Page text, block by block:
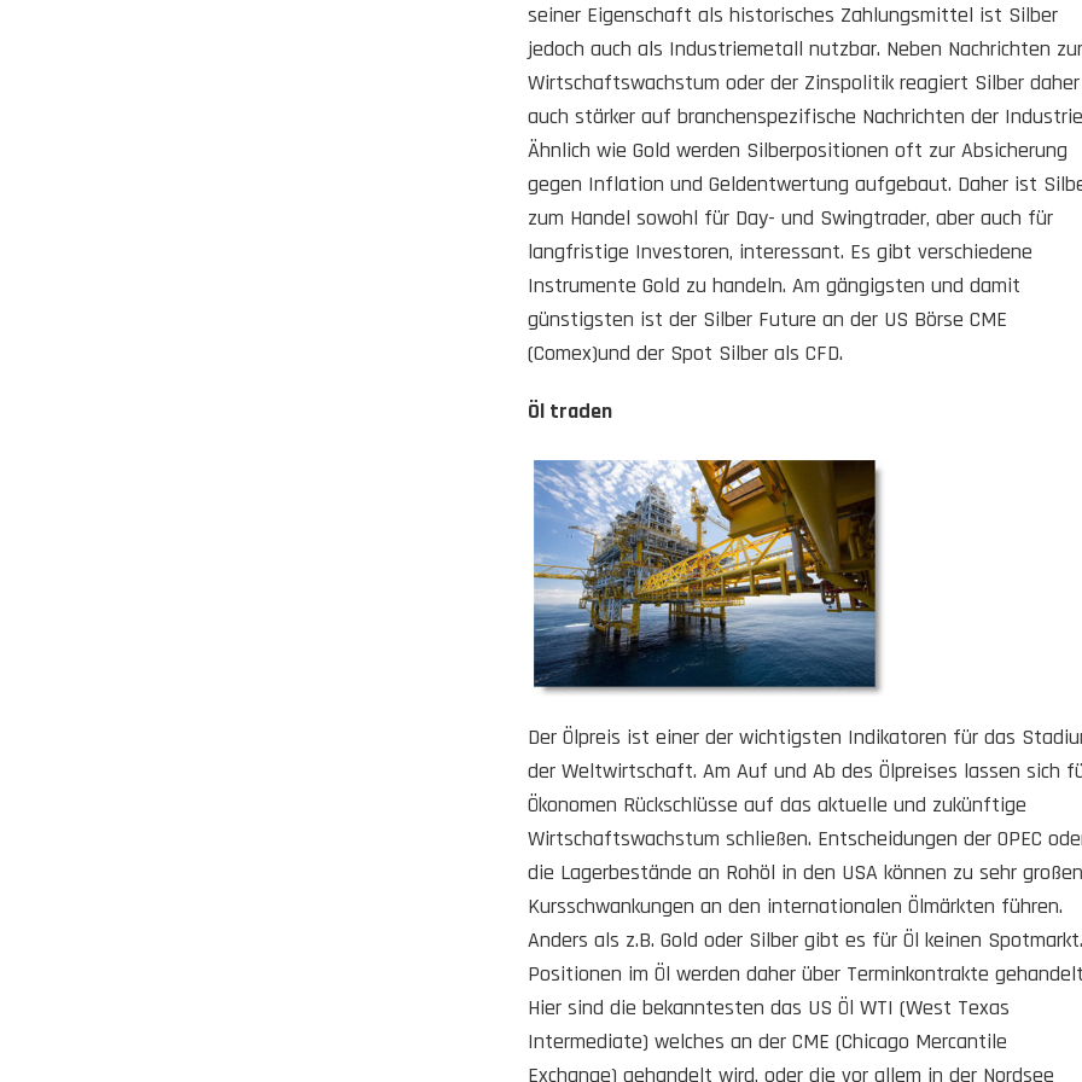
seiner Eigenschaft als historisches Zahlungsmittel ist Silber
jedoch auch als Industriemetall nutzbar. Neben Nachrichten
Wirtschaftswachstum oder der Zinspolitik reagiert Silber daher
auch stärker auf branchenspezifische Nachrichten der
Ähnlich wie Gold werden Silberpositionen oft zur Absicherung
gegen Inflation und Geldentwertung aufgebaut. Daher ist
zum Handel sowohl für Day- und Swingtrader, aber auch für
langfristige Investoren, interessant. Es gibt verschiedene
Instrumente Gold zu handeln. Am gängigsten und damit
günstigsten ist der Silber Future an der US Börse CME
(Comex)und der Spot Silber als CFD.
Öl traden
Der Ölpreis ist einer der wichtigsten Indikatoren für das
der Weltwirtschaft. Am Auf und Ab des Ölpreises lassen sich
Ökonomen Rückschlüsse auf das aktuelle und zukünftige
Wirtschaftswachstum schließen. Entscheidungen der OPEC
die Lagerbestände an Rohöl in den USA können zu sehr großen
Kursschwankungen an den internationalen Ölmärkten führen.
Anders als z.B. Gold oder Silber gibt es für Öl keinen Spotmarkt.
Positionen im Öl werden daher über Terminkontrakte
Hier sind die bekanntesten das US Öl WTI (West Texas
Intermediate) welches an der CME (Chicago Mercantile
Exchange) gehandelt wird, oder die vor allem in der Nordsee